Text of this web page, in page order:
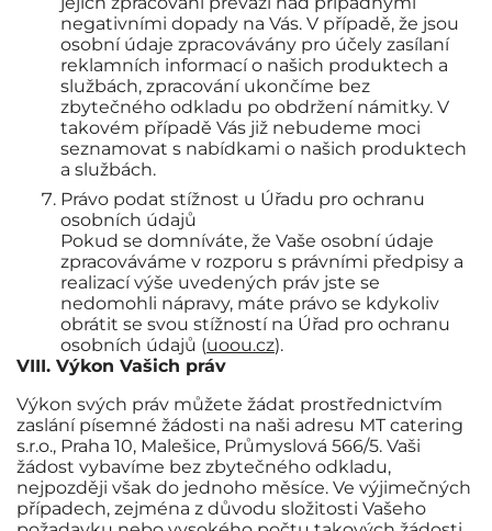
negativními dopady na Vás. V případě, že jsou
osobní údaje zpracovávány pro účely zasílaní
reklamních informací o našich produktech a
službách, zpracování ukončíme bez
zbytečného odkladu po obdržení námitky. V
takovém případě Vás již nebudeme moci
seznamovat s nabídkami o našich produktech
a službách.
Právo podat stížnost u Úřadu pro ochranu
osobních údajů
Pokud se domníváte, že Vaše osobní údaje
zpracováváme v rozporu s právními předpisy a
realizací výše uvedených práv jste se
nedomohli nápravy, máte právo se kdykoliv
obrátit se svou stížností na Úřad pro ochranu
osobních údajů (uoou.cz).
VIII. Výkon Vašich práv
Výkon svých práv můžete žádat prostřednictvím
zaslání písemné žádosti na naši adresu MT catering
s.r.o., Praha 10, Malešice, Průmyslová 566/5. Vaši
žádost vybavíme bez zbytečného odkladu,
nejpozději však do jednoho měsíce. Ve výjimečných
případech, zejména z důvodu složitosti Vašeho